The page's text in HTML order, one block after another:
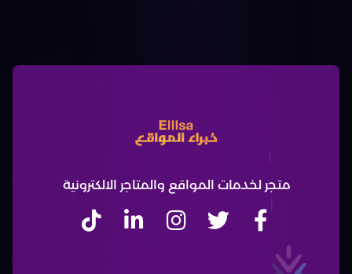
متجر لخدمات المواقع والمتاجر الالكترونية